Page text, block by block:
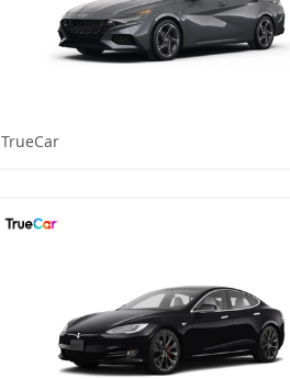
TrueCar